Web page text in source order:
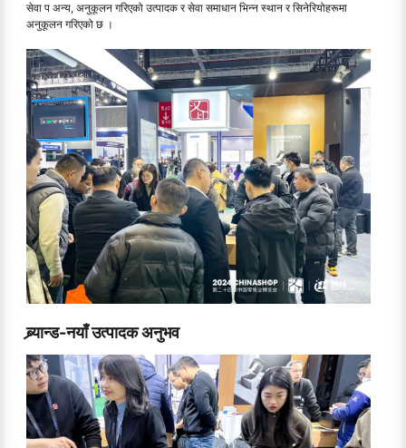
सेवा प अन्य, अनुकूलन गरिएको उत्पादक र सेवा समाधान भिन्न स्थान र सिनेरियोहरूमा
अनुकूलन गरिएको छ ।
ब्र्यान्ड-नयाँ उत्पादक अनुभव